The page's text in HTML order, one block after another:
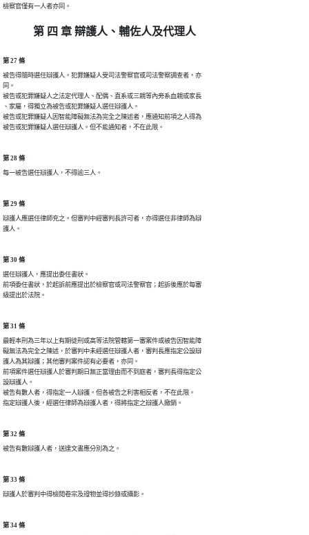
檢察官僅有一人者亦同。
第 四 章 辯護人、輔佐人及代理人
第 27 條
被告得隨時選任辯護人。犯罪嫌疑人受司法警察官或司法警察調查者，亦
同。
被告或犯罪嫌疑人之法定代理人、配偶、直系或三親等內旁系血親或家長
、家屬，得獨立為被告或犯罪嫌疑人選任辯護人。
被告或犯罪嫌疑人因智能障礙無法為完全之陳述者，應通知前項之人得為
被告或犯罪嫌疑人選任辯護人。但不能通知者，不在此限。
第 28 條
每一被告選任辯護人，不得逾三人。
第 29 條
辯護人應選任律師充之。但審判中經審判長許可者，亦得選任非律師為辯
護人。
第 30 條
選任辯護人，應提出委任書狀。
前項委任書狀，於起訴前應提出於檢察官或司法警察官；起訴後應於每審
級提出於法院。
第 31 條
最輕本刑為三年以上有期徒刑或高等法院管轄第一審案件或被告因智能障
礙無法為完全之陳述，於審判中未經選任辯護人者，審判長應指定公設辯
護人為其辯護；其他審判案件認有必要者，亦同。
前項案件選任辯護人於審判期日無正當理由而不到庭者，審判長得指定公
設辯護人。
被告有數人者，得指定一人辯護。但各被告之利害相反者，不在此限。
指定辯護人後，經選任律師為辯護人者，得將指定之辯護人撤銷。
第 32 條
被告有數辯護人者，送達文書應分別為之。
第 33 條
辯護人於審判中得檢閱卷宗及證物並得抄錄或攝影。
第 34 條